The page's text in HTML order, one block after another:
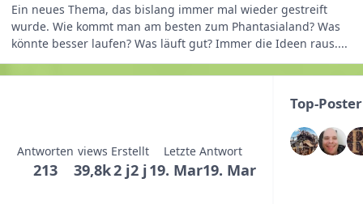
Ein neues Thema, das bislang immer mal wieder gestreift
wurde. Wie kommt man am besten zum Phantasialand? Was
könnte besser laufen? Was läuft gut? Immer die Ideen raus....
Antworten
213
views
39,8k
Erstellt
2 j2 j
Letzte Antwort
19. Mar19. Mar
Top-